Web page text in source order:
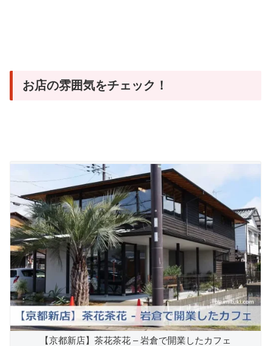
お店の雰囲気をチェック！
【京都新店】茶花茶花 – 岩倉で開業したカフェ